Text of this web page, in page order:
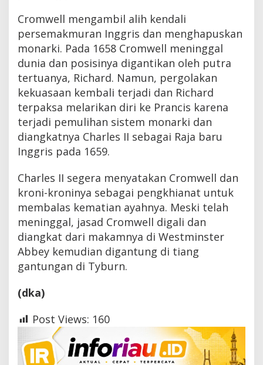
Cromwell mengambil alih kendali
persemakmuran Inggris dan menghapuskan
monarki. Pada 1658 Cromwell meninggal
dunia dan posisinya digantikan oleh putra
tertuanya, Richard. Namun, pergolakan
kekuasaan kembali terjadi dan Richard
terpaksa melarikan diri ke Prancis karena
terjadi pemulihan sistem monarki dan
diangkatnya Charles II sebagai Raja baru
Inggris pada 1659.
Charles II segera menyatakan Cromwell dan
kroni-kroninya sebagai pengkhianat untuk
membalas kematian ayahnya. Meski telah
meninggal, jasad Cromwell digali dan
diangkat dari makamnya di Westminster
Abbey kemudian digantung di tiang
gantungan di Tyburn.
(dka)
Post Views: 160